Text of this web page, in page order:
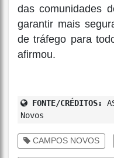
das comunidades
garantir mais
de tráfego para
afirmou.
FONTE/CRÉDITOS:
Novos
CAMPOS NOVOS